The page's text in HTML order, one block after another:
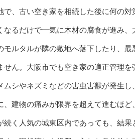
、古い空き家を相続した後に何の対
るだけで一気に木材の腐食が進み
ルタルが隣の敷地へ落下したり、
ん。大阪市でも空き家の適正管理を
シやネズミなどの害虫害獣が発生し
建物の痛みが限界を超えて進むほ
く人気の城東区内であっても、結果